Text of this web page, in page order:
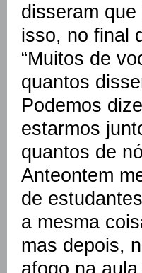
disseram
isso, no final
“Muitos de
quantos
Podemos
estarmos
quantos de
Anteontem
de
a mesma
mas depois,
afogo na